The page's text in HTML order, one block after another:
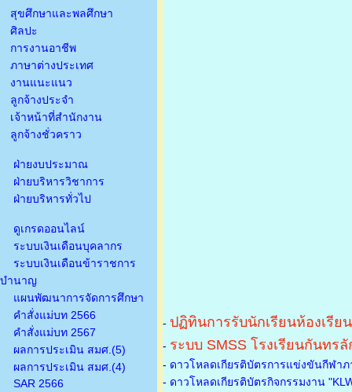
สุขศึกษาและพลศึกษา
ศิลปะ
การงานอาชีพ
ภาษาต่างประเทศ
งานแนะแนว
ลูกจ้างประจำ
เจ้าหน้าที่สำนักงาน
ลูกจ้างชั่วคราว
ฝ่ายงบประมาณ
ฝ่ายบริหารวิชาการ
ฝ่ายบริหารทั่วไป
ดูเกรดออนไลน์
ระบบเงินเดือนบุคลากร
ระบบเงินเดือนข้าราชการ
บำนาญ
แผนพัฒนาการจัดการศึกษา
คำสั่งแม่บท 2566
คำสั่งแม่บท 2567
ผลการประเมิน สมศ.(5)
ผลการประเมิน สมศ.(4)
SAR 2566
- ปฏิทินการรับนักเรียนห้องเรีย
- ระบบ SMSS โรงเรียนกันทร
- ดาวโหลดเกียรติบัตรการแข่งขันกีฬา
- ดาวโหลดเกียรติบัตรกิจกรรมงาน